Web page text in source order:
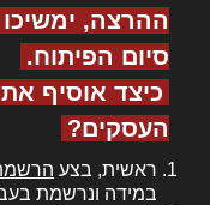
ההרצה,
סיום הפיתוח.
כיצד אוסיף
העסקים?
ראשית, בצע
במידה ונרשמת